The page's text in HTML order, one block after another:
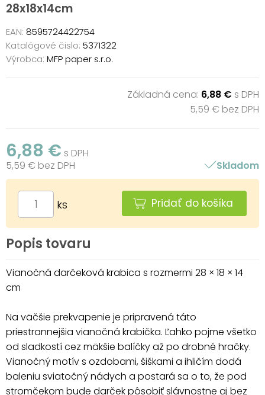
28x18x14cm
EAN: 8595724422754
Katalógové čislo: 5371322
Výrobca: MFP paper s.r.o.
Základná cena: 6,88 € s DPH
5,59 € bez DPH
6,88 € s DPH
5,59 € bez DPH
Skladom
ks Pridať do košíka
Popis tovaru
Vianočná darčeková krabica s rozmermi 28 × 18 × 14
cm
Na väčšie prekvapenie je pripravená táto
priestrannejšia vianočná krabička. Ľahko pojme všetko
od sladkostí cez mäkšie balíčky až po drobné hračky.
Vianočný motív s ozdobami, šiškami a ihličím dodá
baleniu sviatočný nádych a postará sa o to, že pod
stromčekom bude darček pôsobiť slávnostne aj bez